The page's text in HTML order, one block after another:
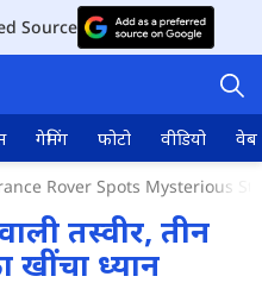
Source
गेमिंग फोटो वीडियो वेब
Rover Spots Mysterious
तस्वीर, तीन
खींचा ध्यान